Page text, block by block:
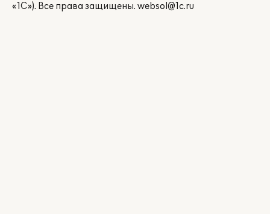
«1С»). Все права защищены. websol@1c.ru